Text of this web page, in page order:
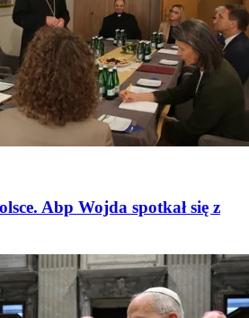
Abp Wojda spotkał się z